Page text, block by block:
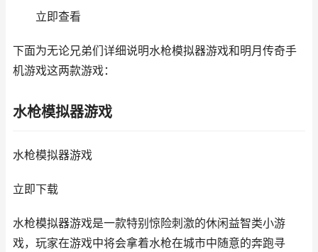
立即查看
下面为无论兄弟们详细说明水枪模拟器游戏和明月传奇手
机游戏这两款游戏：
水枪模拟器游戏
水枪模拟器游戏
立即下载
水枪模拟器游戏是一款特别惊险刺激的休闲益智类小游
戏，玩家在游戏中将会拿着水枪在城市中随意的奔跑寻